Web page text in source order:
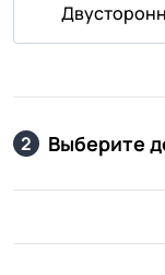
2 Выберите